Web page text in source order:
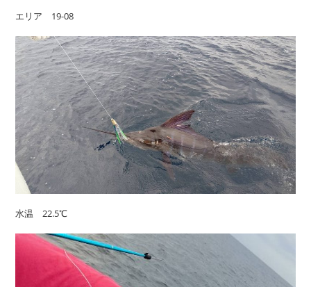
エリア 19-08
水温 22.5℃